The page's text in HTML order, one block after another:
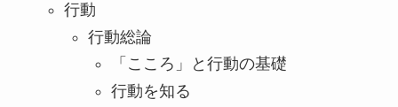
行動
行動総論
「こころ」と行動の基礎
行動を知る